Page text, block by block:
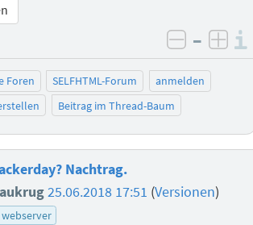
negativ
–
Foren SELFHTML-Forum
anmelden
Beitrag im Thread-Baum
Nachtrag.
25.06.2018 17:51 (Versionen)
webserver